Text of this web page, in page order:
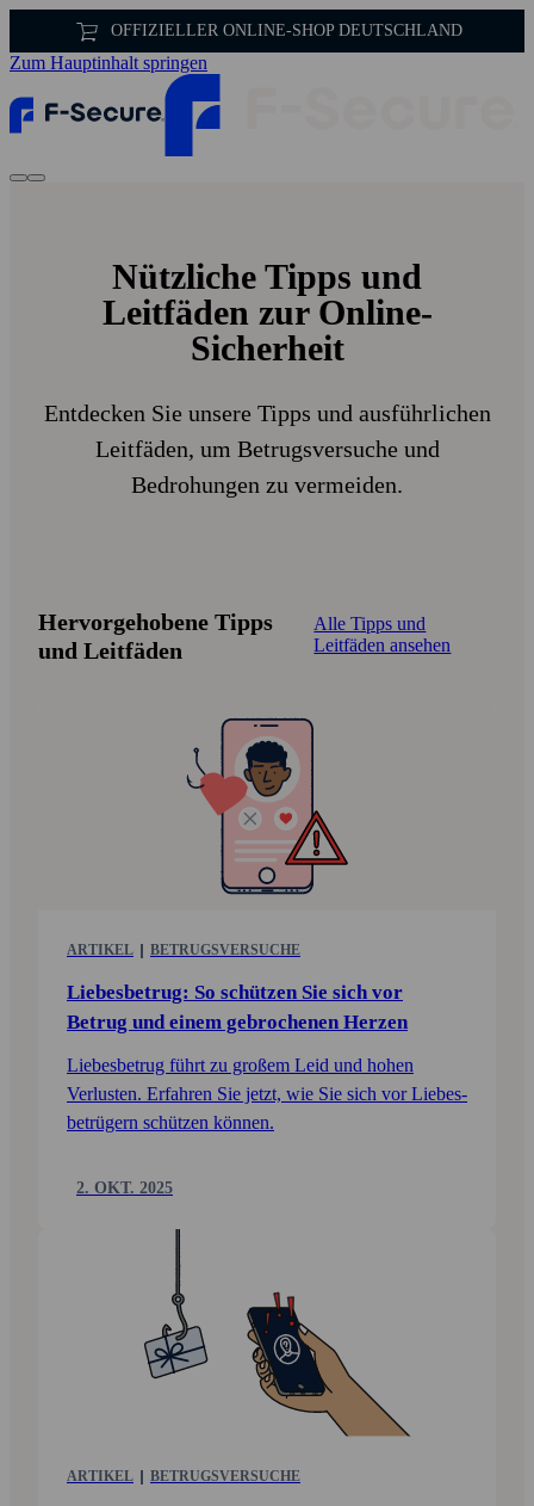
OFFIZIELLER ONLINE-SHOP DEUTSCHLAND
Zum Hauptinhalt springen
Nützliche Tipps und
Leitfäden zur Online-
Sicherheit
Entdecken Sie unsere Tipps und ausführlichen
Leitfäden, um Betrugs­versuche und
Bedrohungen zu vermeiden.
Hervorge­hobene Tipps
und Leitfäden
Alle Tipps und
Leitfäden ansehen
ARTIKEL BETRUGS­VERSUCHE
Liebesbetrug: So schützen Sie sich vor
Betrug und einem gebrochenen Herzen
Liebesbetrug führt zu großem Leid und hohen
Verlusten. Erfahren Sie jetzt, wie Sie sich vor Liebes­
betrügern schützen können.
2. OKT. 2025
ARTIKEL BETRUGS­VERSUCHE